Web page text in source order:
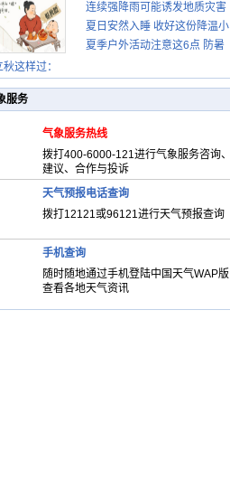
秋这样过：
示请收好
连续强降雨可能诱发地质灾害
这些前兆要知道
夏日安然入睡 收好这份降温小
贴士
夏季户外活动注意这6点 防暑
服务
气象服务热线
拨打400-6000-121进行气象服务咨询、
建议、合作与投诉
天气预报电话查询
拨打12121或96121进行天气预报查询
手机查询
随时随地通过手机登陆中国天气WAP版
查看各地天气资讯